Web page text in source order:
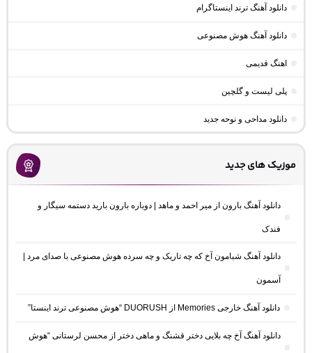
دانلود آهنگ ترند اینستاگرام
دانلود آهنگ هوش مصنوعی
اهنگ قدیمی
پلی لیست و گلچین
دانلود مداحی و نوحه جدید
موزیک های جدید
دانلود آهنگ بارون از میر احمد و ماهد | دوباره بارون بارید دستمه سیگار و
فندک
دانلود آهنگ شبامون آخ که چه تاریک و چه سرده هوش مصنوعی با صدای مرد |
آسمون
دانلود آهنگ خارجی Memories از DUORUSH “هوش مصنوعی ترند اینستا”
دانلود آهنگ آخ چه بلایی دختر قشنگ و ماهی دختر از محسن لرستانی “هوش